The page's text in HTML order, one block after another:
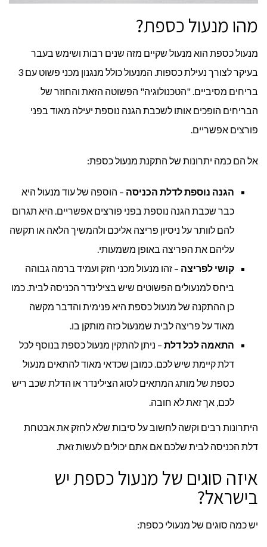
מהו מנעול כספת?
מנעול כספת הוא מנעול שקיים מזה שנים רבות ושימש בעבר
בעיקר לצורך נעילת כספות. המנעול כולל מנגנון מכני פשוט עם 3
בריחים מסיביים. "הטכנולוגיה" הפשוטה הזאת והחוזר של
הבריחים הופכים אותו לשכבת הגנה נוספת יעילה מאוד בפני
פורצים אפשריים.
אל הם כמה יתרונות של התקנת מנעול כספת:
הגנה נוספת לדלת הכניסה – הוספה של עוד מנעול היא
כבר שכבת הגנה נוספת בפני פורצים אפשריים. היא תגרום
להם לוותר על ניסיון פריצה אליכם ולהמשיך הלאה או תקשה
עליהם את הפריצה באופן משמעותי.
קושי לפריצה – זהו מנעול מכני חזק ועמיד ברמה גבוהה
ביחס למנעולים הפשוטים שיש בצילינדר הכניסה לבית. כמו
כן ההתקנה של מנעול כספת היא פנימית והדבר מקשה
מאוד על פריצה לבית שמנעול כזה מותקן בו.
התאמה לכל דלת – ניתן להתקין מנעול כספת בנוסף לכל
דלת קיימת שיש לכם. כמובן שכדאי מאוד להתאים מנעול
כספת של מותג המתאים לסוג הצילינדר או הדלת שכב ריש
לכם, אך זאת לא חובה.
היתרונות רבים וקשה לחשוב על סיבות שלא לחזק את אבטחת
דלת הכניסה לבית שלכם אם אתם יכולים לעשות זאת.
איזה סוגים של מנעול כספת יש
בישראל?
יש כמה סוגים של מנעולי כספת: